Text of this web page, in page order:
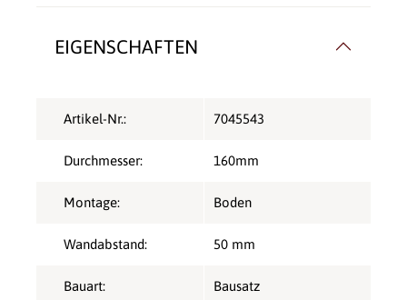
EIGENSCHAFTEN
Artikel-Nr.: 7045543
Durchmesser: 160mm
Montage: Boden
Wandabstand: 50 mm
Bauart: Bausatz